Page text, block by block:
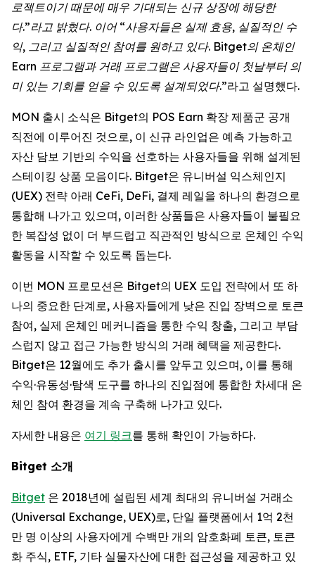
로젝트이기 때문에 매우 기대되는 신규 상장에 해당한
다.”라고 밝혔다. 이어 “사용자들은 실제 효용, 실질적인 수
익, 그리고 실질적인 참여를 원하고 있다. Bitget의 온체인
Earn 프로그램과 거래 프로그램은 사용자들이 첫날부터 의
미 있는 기회를 얻을 수 있도록 설계되었다.”라고 설명했다.
MON 출시 소식은 Bitget의 POS Earn 확장 제품군 공개
직전에 이루어진 것으로, 이 신규 라인업은 예측 가능하고
자산 담보 기반의 수익을 선호하는 사용자들을 위해 설계된
스테이킹 상품 모음이다. Bitget은 유니버설 익스체인지
(UEX) 전략 아래 CeFi, DeFi, 결제 레일을 하나의 환경으로
통합해 나가고 있으며, 이러한 상품들은 사용자들이 불필요
한 복잡성 없이 더 부드럽고 직관적인 방식으로 온체인 수익
활동을 시작할 수 있도록 돕는다.
이번 MON 프로모션은 Bitget의 UEX 도입 전략에서 또 하
나의 중요한 단계로, 사용자들에게 낮은 진입 장벽으로 토큰
참여, 실제 온체인 메커니즘을 통한 수익 창출, 그리고 부담
스럽지 않고 접근 가능한 방식의 거래 혜택을 제공한다.
Bitget은 12월에도 추가 출시를 앞두고 있으며, 이를 통해
수익·유동성·탐색 도구를 하나의 진입점에 통합한 차세대 온
체인 참여 환경을 계속 구축해 나가고 있다.
자세한 내용은 여기 링크를 통해 확인이 가능하다.
Bitget 소개
Bitget 은 2018년에 설립된 세계 최대의 유니버설 거래소
(Universal Exchange, UEX)로, 단일 플랫폼에서 1억 2천
만 명 이상의 사용자에게 수백만 개의 암호화폐 토큰, 토큰
화 주식, ETF, 기타 실물자산에 대한 접근성을 제공하고 있